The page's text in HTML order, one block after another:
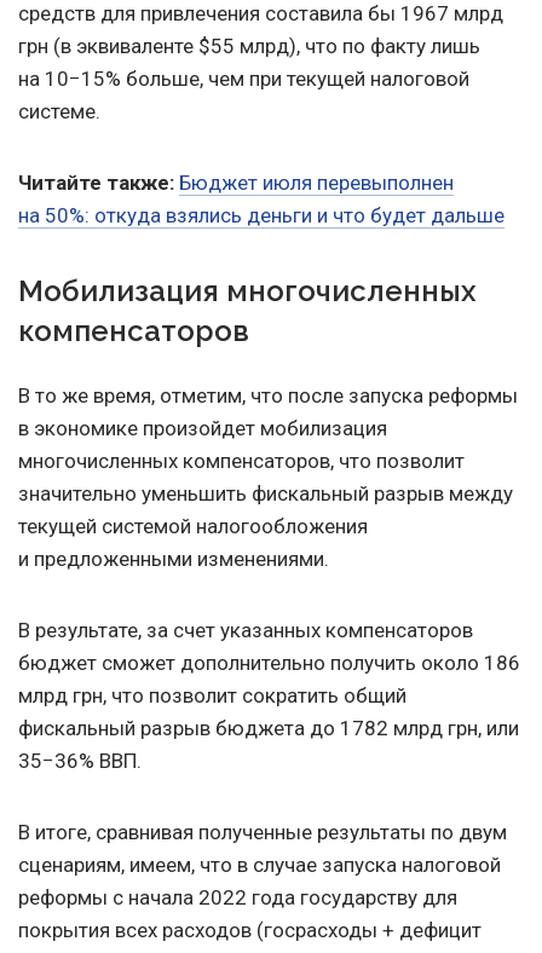
средств для привлечения составила бы 1967 млрд
грн (в эквиваленте $55 млрд), что по факту лишь
на 10−15% больше, чем при текущей налоговой
системе.
Читайте также: Бюджет июля перевыполнен
на 50%: откуда взялись деньги и что будет дальше
Мобилизация многочисленных
компенсаторов
В то же время, отметим, что после запуска реформы
в экономике произойдет мобилизация
многочисленных компенсаторов, что позволит
значительно уменьшить фискальный разрыв между
текущей системой налогообложения
и предложенными изменениями.
В результате, за счет указанных компенсаторов
бюджет сможет дополнительно получить около 186
млрд грн, что позволит сократить общий
фискальный разрыв бюджета до 1782 млрд грн, или
35−36% ВВП.
В итоге, сравнивая полученные результаты по двум
сценариям, имеем, что в случае запуска налоговой
реформы с начала 2022 года государству для
покрытия всех расходов (госрасходы + дефицит